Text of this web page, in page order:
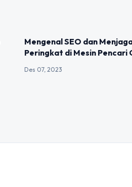
Mengenal SEO dan
Peringkat di Mesin Pencari
Des 07, 2023